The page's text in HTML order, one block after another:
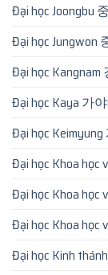
Đại học Joongbu
Đại học Jungwon
Đại học
Đại học Kaya 가
Đại học
Đại học Khoa học
Đại học Khoa học
Đại học Khoa học
Đại học Kinh